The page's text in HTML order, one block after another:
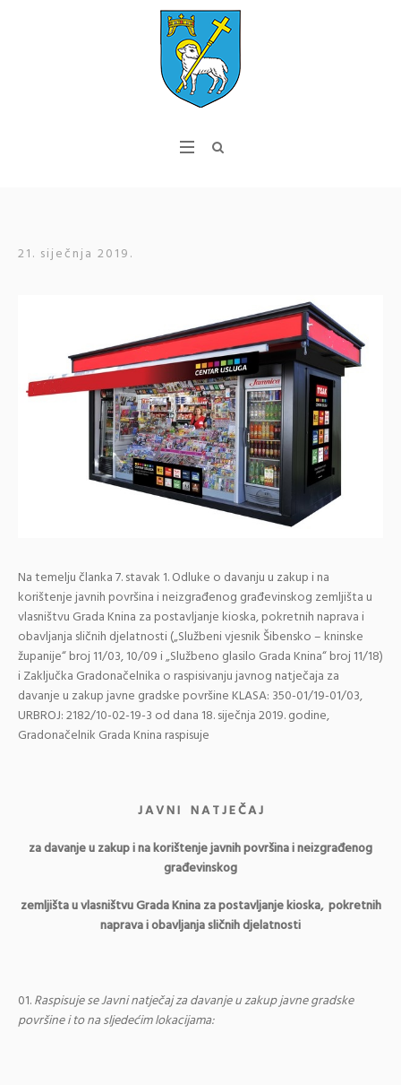
21. siječnja 2019.
Na temelju članka 7. stavak 1. Odluke o davanju u zakup i na
korištenje javnih površina i neizgrađenog građevinskog zemljišta u
vlasništvu Grada Knina za postavljanje kioska, pokretnih naprava i
obavljanja sličnih djelatnosti („Službeni vjesnik Šibensko – kninske
županije“ broj 11/03, 10/09 i „Službeno glasilo Grada Knina“ broj 11/18)
i Zaključka Gradonačelnika o raspisivanju javnog natječaja za
davanje u zakup javne gradske površine KLASA: 350-01/19-01/03,
URBROJ: 2182/10-02-19-3 od dana 18. siječnja 2019. godine,
Gradonačelnik Grada Knina raspisuje
J A V N I N A T J E Č A J
za davanje u zakup i na korištenje javnih površina i neizgrađenog
građevinskog
zemljišta u vlasništvu Grada Knina za postavljanje kioska, pokretnih
naprava i obavljanja sličnih djelatnosti
Raspisuje se Javni natječaj za davanje u zakup javne gradske
površine i to na sljedećim lokacijama: